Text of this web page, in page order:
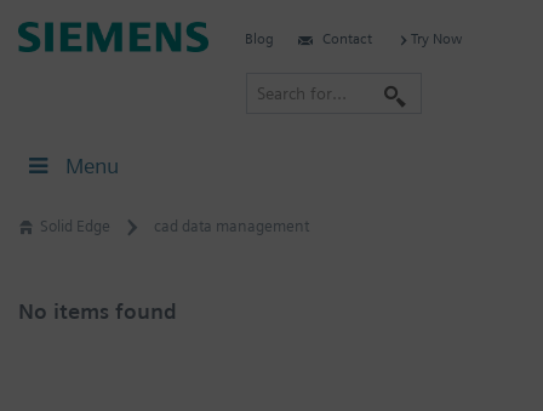
Skip
to
Solid Edge cad data management
No items found
Siemens
Blog Contact Try Now
c
Menu